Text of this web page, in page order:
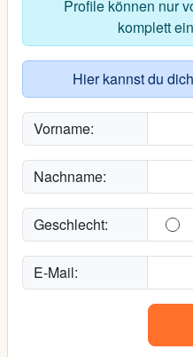
Profile können nur
komplett
Hier kannst du dich
Vorname:
Nachname:
Geschlecht:
E-Mail: